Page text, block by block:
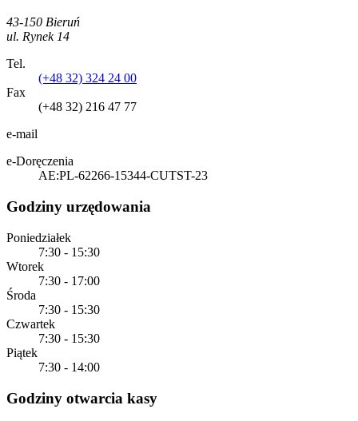
43-150 Bieruń
ul. Rynek 14
Tel.
(+48 32) 324 24 00
Fax
(+48 32) 216 47 77
e-mail
e-Doręczenia
AE:PL-62266-15344-CUTST-23
Godziny urzędowania
Poniedziałek
7:30 - 15:30
Wtorek
7:30 - 17:00
Środa
7:30 - 15:30
Czwartek
7:30 - 15:30
Piątek
7:30 - 14:00
Godziny otwarcia kasy